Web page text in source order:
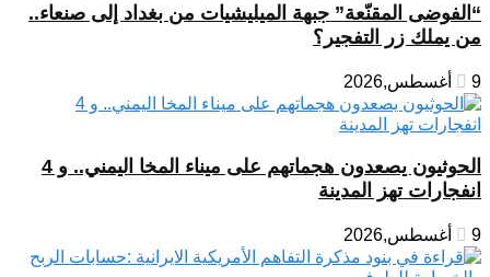
“الفوضى المقنّعة” جبهة الميليشيات من بغداد إلى صنعاء..
من يملك زر التفجير؟
9 أغسطس,2026
الحوثيون يصعدون هجماتهم على ميناء المخا اليمني.. و 4
انفجارات تهز المدينة
9 أغسطس,2026